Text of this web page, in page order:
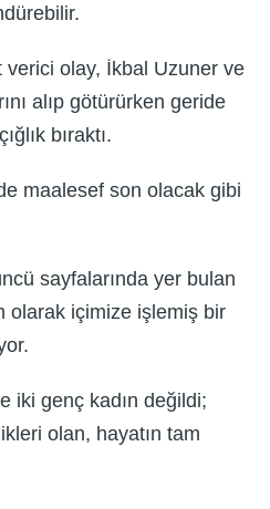
verici olay, İkbal Uzuner ve
alıp götürürken geride
bıraktı.
maalesef son olacak gibi
sayfalarında yer bulan
olarak içimize işlemiş bir
iki genç kadın değildi;
olan, hayatın tam